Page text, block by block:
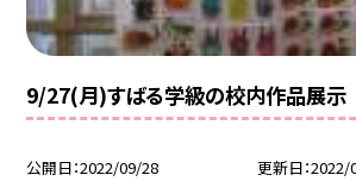
9/27(月)すばる学級の校内作品展示
公開日 2022/09/28 更新日 2022/